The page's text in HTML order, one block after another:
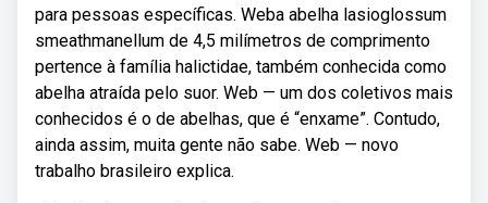
para pessoas específicas. Weba abelha lasioglossum
smeathmanellum de 4,5 milímetros de comprimento
pertence à família halictidae, também conhecida como
abelha atraída pelo suor. Web — um dos coletivos mais
conhecidos é o de abelhas, que é “enxame”. Contudo,
ainda assim, muita gente não sabe. Web — novo
trabalho brasileiro explica.